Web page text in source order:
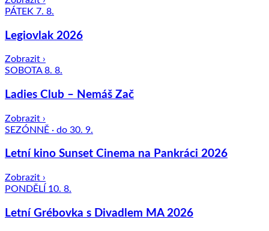
PÁTEK 7. 8.
Legiovlak 2026
Zobrazit ›
SOBOTA 8. 8.
Ladies Club – Nemáš Zač
Zobrazit ›
SEZÓNNĚ · do 30. 9.
Letní kino Sunset Cinema na Pankráci 2026
Zobrazit ›
PONDĚLÍ 10. 8.
Letní Grébovka s Divadlem MA 2026